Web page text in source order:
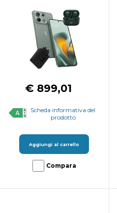
€ 899,01
Scheda informativa del
prodotto
Aggiungi al carrello
Compara